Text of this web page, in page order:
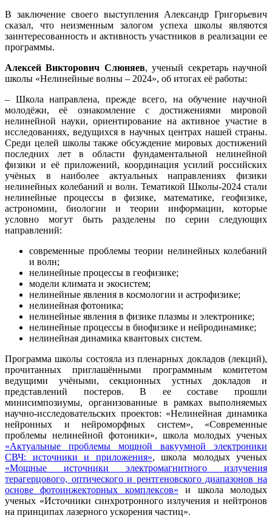
В заключение своего выступления Александр Григорьевич
сказал, что неизменным залогом успеха школы являются
заинтересованность и активность участников в реализации ее
программы.
Алексей Викторович Слюняев, ученый секретарь научной
школы «Нелинейные волны – 2024», об итогах её работы:
– Школа направлена, прежде всего, на обучение научной
молодёжи, её ознакомление с достижениями мировой
нелинейной науки, ориентирование на активное участие в
исследованиях, ведущихся в научных центрах нашей страны.
Среди целей школы также обсуждение мировых достижений
последних лет в области фундаментальной нелинейной
физики и её приложений, координация усилий российских
учёных в наиболее актуальных направлениях физики
нелинейных колебаний и волн. Тематикой Школы-2024 стали
нелинейные процессы в физике, математике, геофизике,
астрономии, биологии и теории информации, которые
условно могут быть разделены по серии следующих
направлений:
современные проблемы теории нелинейных колебаний
и волн;
нелинейные процессы в геофизике;
модели климата и экосистем;
нелинейные явления в космологии и астрофизике;
нелинейная фотоника;
нелинейные явления в физике плазмы и электронике;
нелинейные процессы в биофизике и нейродинамике;
нелинейная динамика квантовых систем.
Программа школы состояла из пленарных докладов (лекций),
прочитанных приглашёнными программным комитетом
ведущими учёными, секционных устных докладов и
представлений постеров. В ее составе прошли
минисимпозиумы, организованные в рамках выполняемых
научно-исследовательских проектов: «Нелинейная динамика
нейронных и нейроморфных систем», «Современные
проблемы нелинейной фотоники», школа молодых ученых
«Актуальные проблемы мощной вакуумной электроники
СВЧ: источники и приложения», школа молодых ученых
«Мощные источники электромагнитного излучения
терагерцового, оптического и рентгеновского диапазонов на
основе фотоинжекторных комплексов» и школа молодых
ученых «Источники синхротронного излучения и нейтронов
на принципах лазерного ускорения частиц».